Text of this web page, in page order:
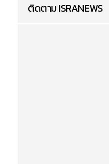
ติดตาม ISRANEWS